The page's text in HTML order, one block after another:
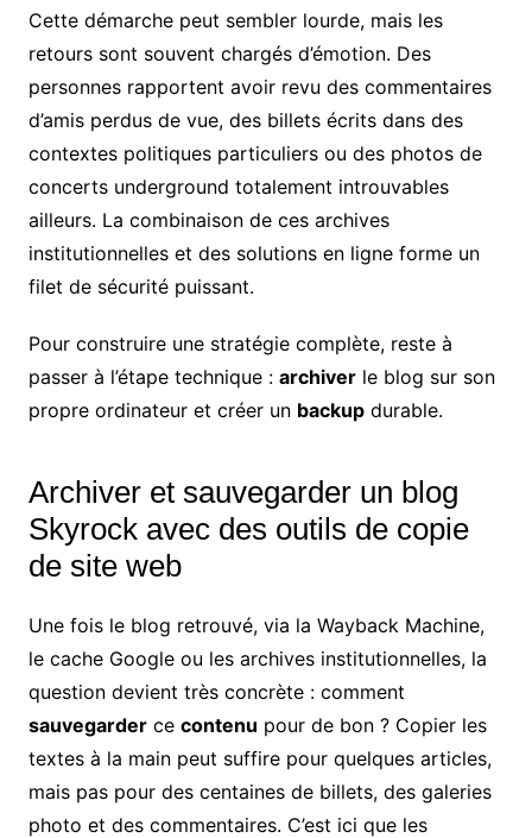
Cette démarche peut sembler lourde, mais les
retours sont souvent chargés d’émotion. Des
personnes rapportent avoir revu des commentaires
d’amis perdus de vue, des billets écrits dans des
contextes politiques particuliers ou des photos de
concerts underground totalement introuvables
ailleurs. La combinaison de ces archives
institutionnelles et des solutions en ligne forme un
filet de sécurité puissant.
Pour construire une stratégie complète, reste à
passer à l’étape technique : archiverle blog sur son
propre ordinateur et créer un backupdurable.
Archiver et sauvegarder un blog
Skyrock avec des outils de copie
de site web
Une fois le blog retrouvé, via la Wayback Machine,
le cache Google ou les archives institutionnelles, la
question devient très concrète : comment
sauvegarderce contenu pour de bon ? Copier les
textes à la main peut suffire pour quelques articles,
mais pas pour des centaines de billets, des galeries
photo et des commentaires. C’est ici que les